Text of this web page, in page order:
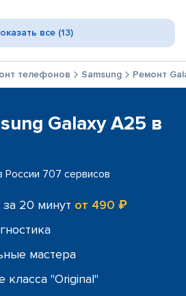
все (13)
телефонов Samsung Ремонт
Galaxy A25 в
России 707 сервисов
20 минут от 490 ₽
мастера
"Original"